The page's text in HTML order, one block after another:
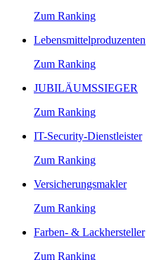
Zum Ranking
Lebensmittelproduzenten
Zum Ranking
JUBILÄUMSSIEGER
Zum Ranking
IT-Security-Dienstleister
Zum Ranking
Versicherungsmakler
Zum Ranking
Farben- & Lackhersteller
Zum Ranking